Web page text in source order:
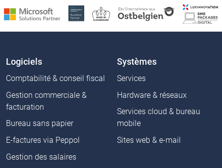
Logiciels
Comptabilité & conseil fiscal
Gestion commerciale &
facturation
Bureau sans papier
E-factures via Peppol
Gestion des salaires
Systèmes
Services
Hardware & réseaux
Services cloud & bureau
mobile
Sites web & e-mail